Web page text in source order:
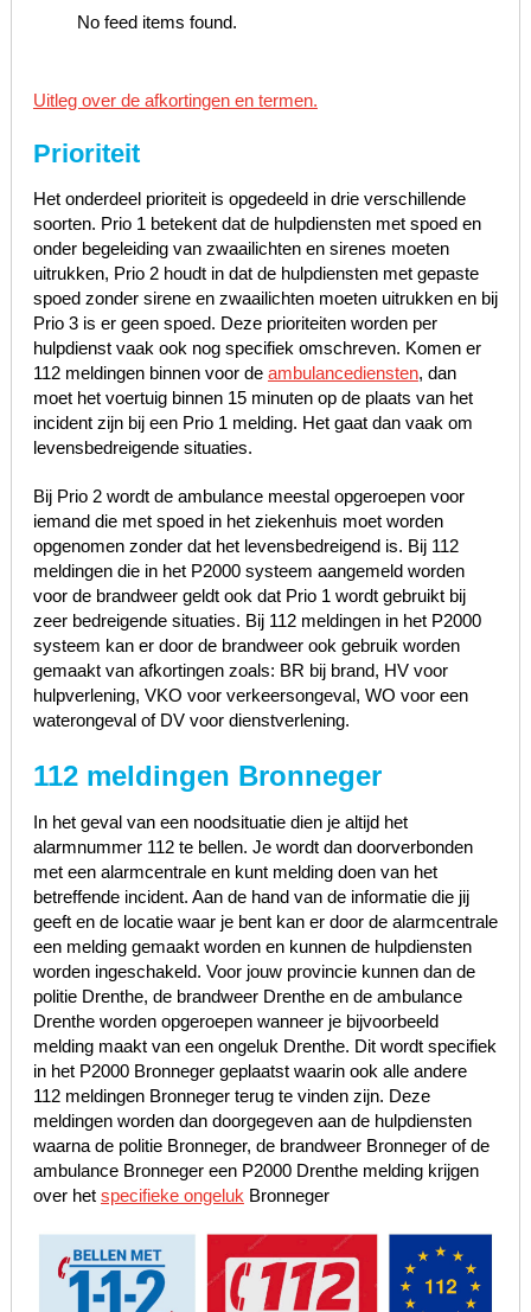
No feed items found.
Uitleg over de afkortingen en termen.
Prioriteit
Het onderdeel prioriteit is opgedeeld in drie verschillende
soorten. Prio 1 betekent dat de hulpdiensten met spoed en
onder begeleiding van zwaailichten en sirenes moeten
uitrukken, Prio 2 houdt in dat de hulpdiensten met gepaste
spoed zonder sirene en zwaailichten moeten uitrukken en bij
Prio 3 is er geen spoed. Deze prioriteiten worden per
hulpdienst vaak ook nog specifiek omschreven. Komen er
112 meldingen binnen voor de ambulancediensten, dan
moet het voertuig binnen 15 minuten op de plaats van het
incident zijn bij een Prio 1 melding. Het gaat dan vaak om
levensbedreigende situaties.
Bij Prio 2 wordt de ambulance meestal opgeroepen voor
iemand die met spoed in het ziekenhuis moet worden
opgenomen zonder dat het levensbedreigend is. Bij 112
meldingen die in het P2000 systeem aangemeld worden
voor de brandweer geldt ook dat Prio 1 wordt gebruikt bij
zeer bedreigende situaties. Bij 112 meldingen in het P2000
systeem kan er door de brandweer ook gebruik worden
gemaakt van afkortingen zoals: BR bij brand, HV voor
hulpverlening, VKO voor verkeersongeval, WO voor een
waterongeval of DV voor dienstverlening.
112 meldingen Bronneger
In het geval van een noodsituatie dien je altijd het
alarmnummer 112 te bellen. Je wordt dan doorverbonden
met een alarmcentrale en kunt melding doen van het
betreffende incident. Aan de hand van de informatie die jij
geeft en de locatie waar je bent kan er door de alarmcentrale
een melding gemaakt worden en kunnen de hulpdiensten
worden ingeschakeld. Voor jouw provincie kunnen dan de
politie Drenthe, de brandweer Drenthe en de ambulance
Drenthe worden opgeroepen wanneer je bijvoorbeeld
melding maakt van een ongeluk Drenthe. Dit wordt specifiek
in het P2000 Bronneger geplaatst waarin ook alle andere
112 meldingen Bronneger terug te vinden zijn. Deze
meldingen worden dan doorgegeven aan de hulpdiensten
waarna de politie Bronneger, de brandweer Bronneger of de
ambulance Bronneger een P2000 Drenthe melding krijgen
over het specifieke ongeluk Bronneger